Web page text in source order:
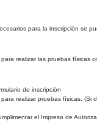
para la inscripción se
realizar las pruebas físicas
de inscripción
realizar pruebas físicas.
el Impreso de